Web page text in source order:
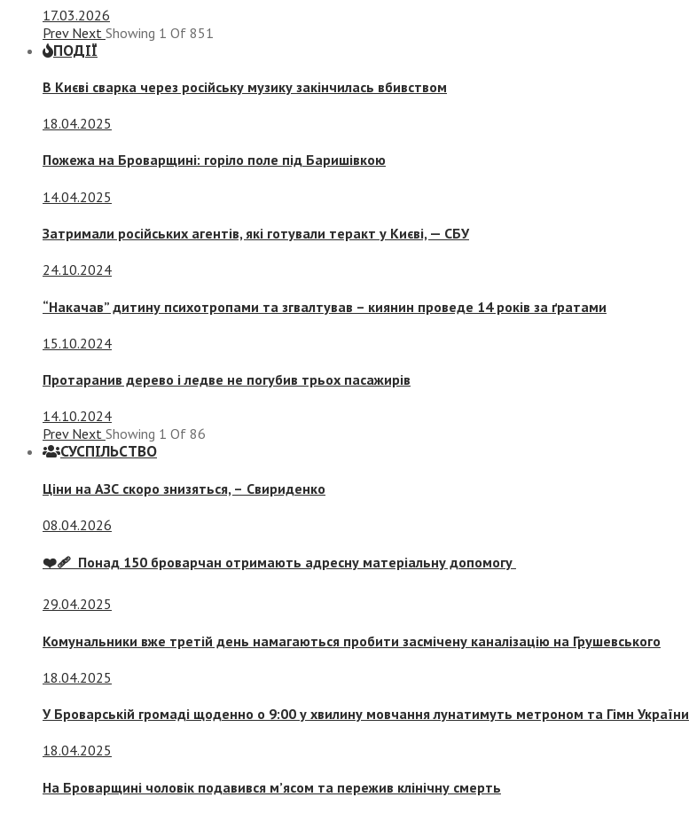
17.03.2026
Prev Next Showing 1 Of 851
ПОДІЇ
В Києві сварка через російську музику закінчилась вбивством
18.04.2025
Пожежа на Броварщині: горіло поле під Баришівкою
14.04.2025
Затримали російських агентів, які готували теракт у Києві, — СБУ
24.10.2024
“Накачав” дитину психотропами та згвалтував – киянин проведе 14 років за ґратами
15.10.2024
Протаранив дерево і ледве не погубив трьох пасажирів
14.10.2024
Prev Next Showing 1 Of 86
СУСПIЛЬСТВО
Ціни на АЗС скоро знизяться, – Свириденко
08.04.2026
❤️‍🩹 Понад 150 броварчан отримають адресну матеріальну допомогу
29.04.2025
Комунальники вже третій день намагаються пробити засмічену каналізацію на Грушевського
18.04.2025
У Броварській громаді щоденно о 9:00 у хвилину мовчання лунатимуть метроном та Гімн України
18.04.2025
На Броварщині чоловік подавився м’ясом та пережив клінічну смерть